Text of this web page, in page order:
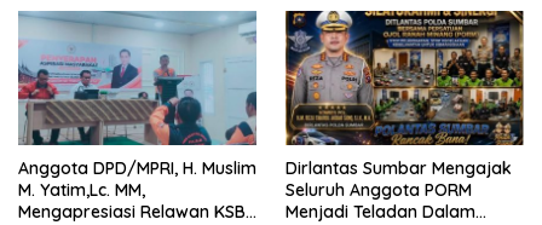
Anggota DPD/MPRI, H. Muslim
M. Yatim,Lc. MM,
Mengapresiasi Relawan KSB
Dirlantas Sumbar Mengajak
Seluruh Anggota PORM
Menjadi Teladan Dalam